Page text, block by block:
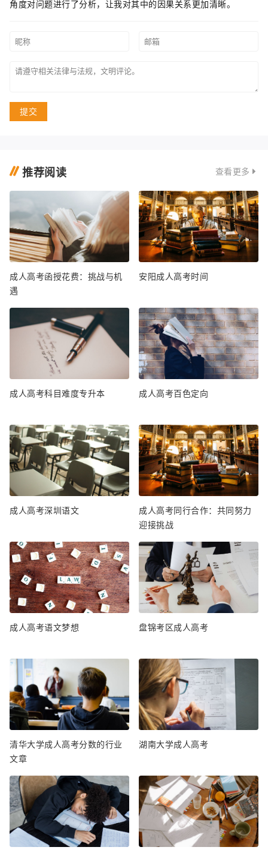
角度对问题进行了分析，让我对其中的因果关系更加清晰。
提交
推荐阅读 查看更多
成人高考函授花费：挑战与机
遇
安阳成人高考时间
成人高考科目难度专升本 成人高考百色定向
成人高考深圳语文
成人高考同行合作：共同努力
迎接挑战
成人高考语文梦想 盘锦考区成人高考
清华大学成人高考分数的行业
文章
湖南大学成人高考